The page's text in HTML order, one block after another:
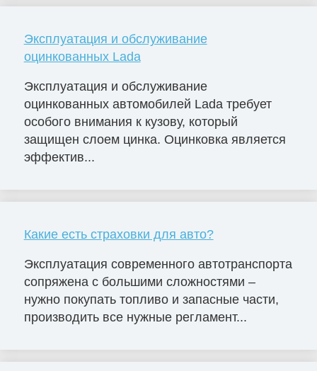
Эксплуатация и обслуживание
оцинкованных Lada
Эксплуатация и обслуживание
оцинкованных автомобилей Lada требует
особого внимания к кузову, который
защищен слоем цинка. Оцинковка является
эффектив...
Какие есть страховки для авто?
Эксплуатация современного автотранспорта
сопряжена с большими сложностями –
нужно покупать топливо и запасные части,
производить все нужные регламент...